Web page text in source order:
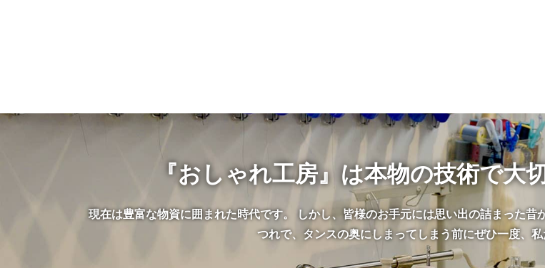
『おしゃれ工房』は本物の技術で大
現在は豊富な物資に囲まれた時代です。 しかし、皆様のお手元には思い出の詰まった
つれで、タンスの奥にしまってしまう前にぜひ一度、私